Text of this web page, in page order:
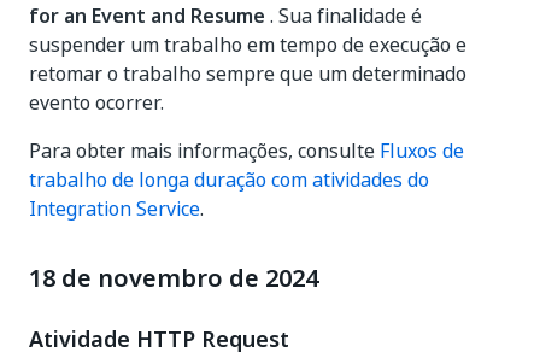
for an Event and Resume . Sua finalidade é
suspender um trabalho em tempo de execução e
retomar o trabalho sempre que um determinado
evento ocorrer.
Para obter mais informações, consulte Fluxos de
trabalho de longa duração com atividades do
Integration Service.
18 de novembro de 2024
Atividade HTTP Request